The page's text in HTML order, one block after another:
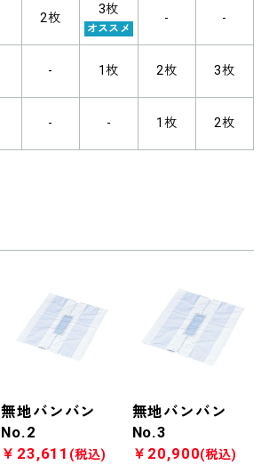
2枚
3枚
オススメ
- -
- 1枚 2枚 3枚
- - 1枚 2枚
無地バンバン
No.2
￥23,611 (税込)
無地バンバン
No.3
￥20,900(税込)